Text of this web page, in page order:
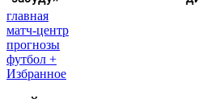
главная
матч-центр
прогнозы
футбол +
Избранное